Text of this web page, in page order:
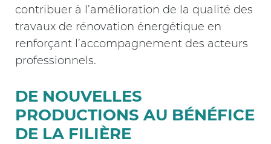
contribuer à l’amélioration de la qualité des
travaux de rénovation énergétique en
renforçant l’accompagnement des acteurs
professionnels.
DE NOUVELLES
PRODUCTIONS AU BÉNÉFICE
DE LA FILIÈRE